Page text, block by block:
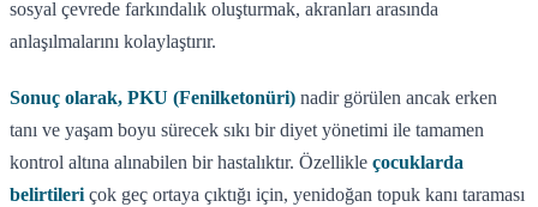
sosyal çevrede farkındalık oluşturmak, akranları arasında
anlaşılmalarını kolaylaştırır.
Sonuç olarak, PKU (Fenilketonüri) nadir görülen ancak erken
tanı ve yaşam boyu sürecek sıkı bir diyet yönetimi ile tamamen
kontrol altına alınabilen bir hastalıktır. Özellikle çocuklarda
belirtileri çok geç ortaya çıktığı için, yenidoğan topuk kanı taraması